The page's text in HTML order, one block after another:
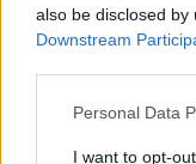
also be disclosed
Downstream
Personal Data
I want to opt-
TheCars.gr | 16/02/